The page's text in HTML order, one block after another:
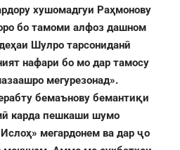
хушомадгуи Раҳмонову
бо тамоми алфоз дашном
Шулро тарсониданӣ
нафари бо мо дар тамосу
мегурезонад».
бемаънову бемантиқи
карда пешкаши шумо
мегардонем ва дар ҷо